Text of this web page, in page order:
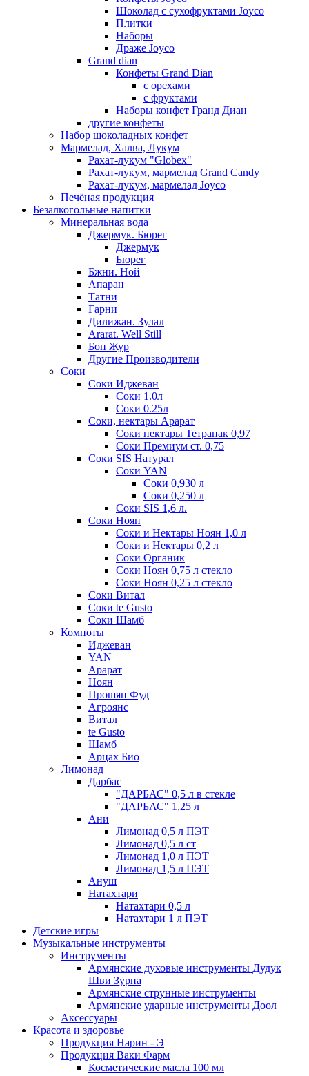
Шоколад с сухофруктами Joyco
Плитки
Наборы
Драже Joyco
Grand dian
Конфеты Grand Dian
с орехами
с фруктами
Наборы конфет Гранд Диан
другие конфеты
Набор шоколадных конфет
Мармелад, Халва, Лукум
Рахат-лукум "Globex"
Рахат-лукум, мармелад Grand Candy
Рахат-лукум, мармелад Joyco
Печёная продукция
Безалкогольные напитки
Минеральная вода
Джермук. Бюрег
Джермук
Бюрег
Бжни. Ной
Апаран
Татни
Гарни
Дилижан. Зулал
Ararat. Well Still
Бон Жур
Другие Производители
Соки
Соки Иджеван
Соки 1.0л
Соки 0.25л
Соки, нектары Арарат
Соки нектары Тетрапак 0,97
Соки Премиум ст. 0,75
Соки SIS Натурал
Соки YAN
Соки 0,930 л
Соки 0,250 л
Соки SIS 1,6 л.
Соки Ноян
Соки и Нектары Ноян 1,0 л
Соки и Нектары 0,2 л
Соки Органик
Соки Ноян 0,75 л стекло
Соки Ноян 0,25 л стекло
Соки Витал
Соки te Gusto
Соки Шамб
Компоты
Иджеван
YAN
Арарат
Ноян
Прошян Фуд
Агроянс
Витал
te Gusto
Шамб
Арцах Био
Лимонад
Дарбас
"ДАРБАС" 0,5 л в стекле
"ДАРБАС" 1,25 л
Ани
Лимонад 0,5 л ПЭТ
Лимонад 0,5 л ст
Лимонад 1,0 л ПЭТ
Лимонад 1,5 л ПЭТ
Ануш
Натахтари
Натахтари 0,5 л
Натахтари 1 л ПЭТ
Детские игры
Музыкальные инструменты
Инструменты
Армянские духовые инструменты Дудук
Шви Зурна
Армянские струнные инструменты
Армянские ударные инструменты Доол
Аксессуары
Красота и здоровье
Продукция Нарин - Э
Продукция Ваки Фарм
Косметические масла 100 мл